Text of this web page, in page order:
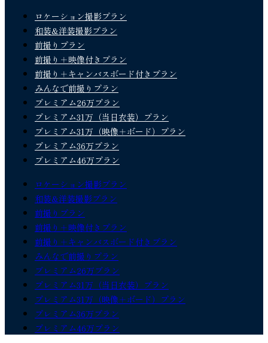
ロケーション撮影プラン
和装&洋装撮影プラン
前撮りプラン
前撮り＋映像付きプラン
前撮り＋キャンバスボード付きプラン
みんなで前撮りプラン
プレミアム26万プラン
プレミアム31万（当日衣装）プラン
プレミアム31万（映像＋ボード）プラン
プレミアム36万プラン
プレミアム46万プラン
ロケーション撮影プラン
和装&洋装撮影プラン
前撮りプラン
前撮り＋映像付きプラン
前撮り＋キャンバスボード付きプラン
みんなで前撮りプラン
プレミアム26万プラン
プレミアム31万（当日衣装）プラン
プレミアム31万（映像＋ボード）プラン
プレミアム36万プラン
プレミアム46万プラン